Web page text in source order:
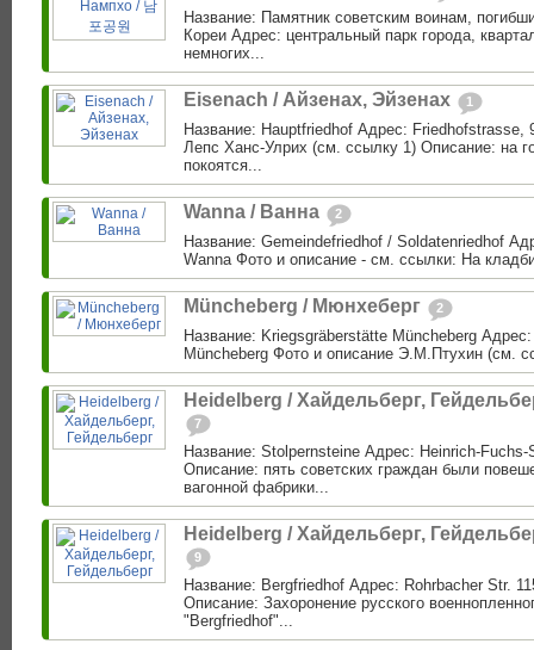
Название: Памятник советским воинам,
Кореи Адрес: центральный парк города,
немногих...
Eisenach / Айзенах, Эйзенах 1
Название: Hauptfriedhof Адрес: Friedhofstrasse,
Лепс Ханс-Улрих (см. ссылку 1) Описание: на
покоятся...
Wanna / Ванна 2
Название: Gemeindefriedhof / Soldatenriedhof
Wanna Фото и описание - см. ссылки: На
Müncheberg / Мюнхеберг 2
Название: Kriegsgräberstätte Müncheberg
Müncheberg Фото и описание Э.М.Птухин (см.
Heidelberg / Хайдельберг,
7
Название: Stolpernsteine Адрес: Heinrich-Fuchs-
Описание: пять советских граждан были
вагонной фабрики...
Heidelberg / Хайдельберг,
9
Название: Bergfriedhof Адрес: Rohrbacher Str.
Описание: Захоронение русского
"Bergfriedhof"...